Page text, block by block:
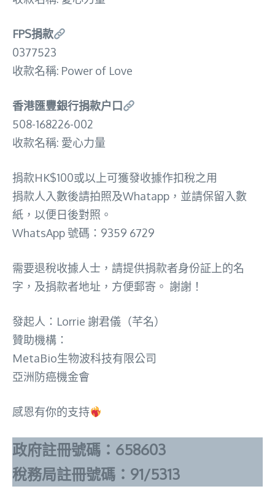
FPS捐款
0377523
收款名稱: Power of Love
香港匯豐銀行捐款户口
508-168226-002
收款名稱: 愛心力量
捐款HK$100或以上可獲發收據作扣稅之用
捐款人入數後請拍照及Whatapp，並請保留入數
紙，以便日後對照。
WhatsApp 號碼：9359 6729
需要退稅收據人士，請提供捐款者身份証上的名
字，及捐款者地址，方便郵寄。 謝謝！
發起人：Lorrie 謝君儀（芊名）
贊助機構：
MetaBio生物波科技有限公司
亞洲防癌機金會
感恩有你的支持
政府註冊號碼：658603
稅務局註冊號碼：91/5313